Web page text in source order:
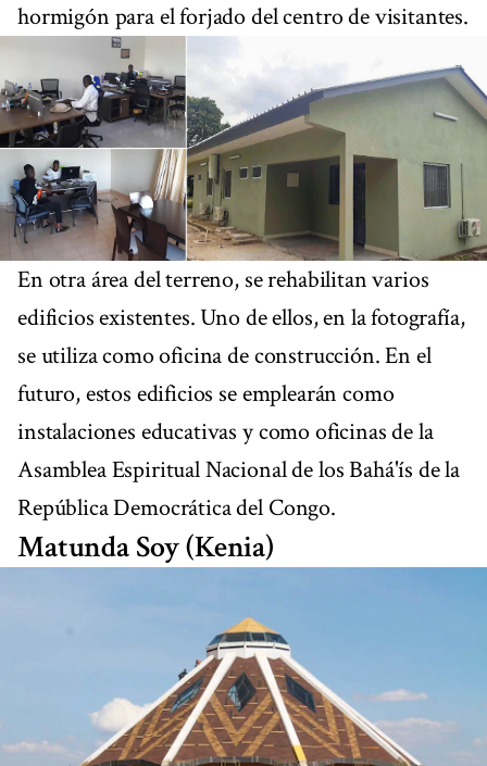
hormigón para el forjado del centro de visitantes.
En otra área del terreno, se rehabilitan varios
edificios existentes. Uno de ellos, en la fotografía,
se utiliza como oficina de construcción. En el
futuro, estos edificios se emplearán como
instalaciones educativas y como oficinas de la
Asamblea Espiritual Nacional de los Bahá'ís de la
República Democrática del Congo.
Matunda Soy (Kenia)